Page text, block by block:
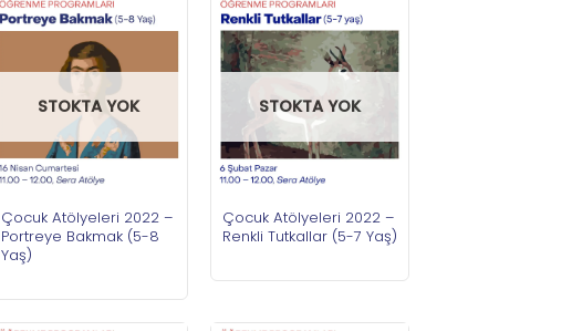
STOKTA YOK
Çocuk Atölyeleri 2022 –
Portreye Bakmak (5-8
Yaş)
STOKTA YOK
Çocuk Atölyeleri 2022 –
Renkli Tutkallar (5-7 Yaş)